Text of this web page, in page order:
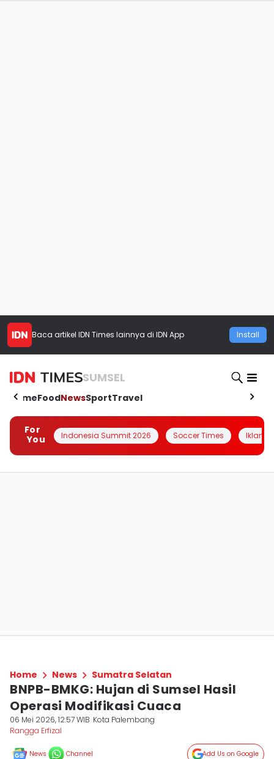
Baca artikel IDN Times lainnya di IDN App Install
SUMSEL
HomeFoodNewsSportTravel
For
You
Indonesia Summit 2026 Soccer Times Iklanin
Home News Sumatra Selatan
BNPB-BMKG: Hujan di Sumsel Hasil
Operasi Modifikasi Cuaca
06 Mei 2026, 12:57 WIB Kota Palembang
Rangga Erfizal
News Channel Add Us on Google